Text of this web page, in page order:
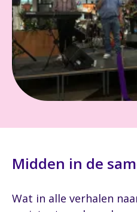
Midden in de
Wat in alle verhalen